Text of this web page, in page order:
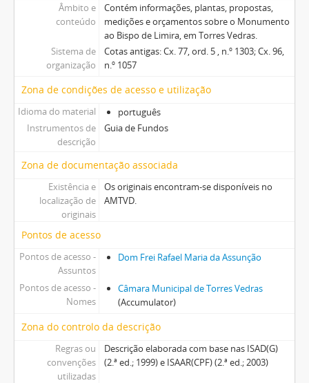
Âmbito e
conteúdo
Contém informações, plantas, propostas,
medições e orçamentos sobre o Monumento
ao Bispo de Limira, em Torres Vedras.
Sistema de
organização
Cotas antigas: Cx. 77, ord. 5 , n.º 1303; Cx. 96,
n.º 1057
Zona de condições de acesso e utilização
Idioma do material
português
Instrumentos de
descrição
Guia de Fundos
Zona de documentação associada
Existência e
localização de
originais
Os originais encontram-se disponíveis no
AMTVD.
Pontos de acesso
Pontos de acesso -
Assuntos
Dom Frei Rafael Maria da Assunção
Pontos de acesso -
Nomes
Câmara Municipal de Torres Vedras
(Accumulator)
Zona do controlo da descrição
Regras ou
convenções
utilizadas
Descrição elaborada com base nas ISAD(G)
(2.ª ed.; 1999) e ISAAR(CPF) (2.ª ed.; 2003)